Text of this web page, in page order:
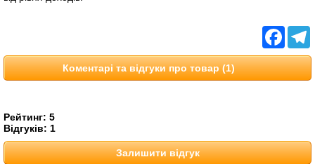
Коментарі та відгуки про товар (1)
Рейтинг: 5
Відгуків: 1
Залишити відгук